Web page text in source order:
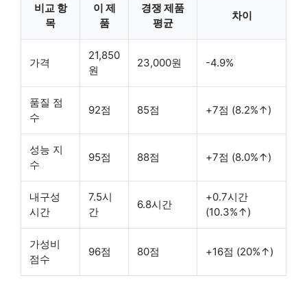
비교 항
목
이 제
품
경쟁 제품
평균
차이
가격
21,850
원
23,000원 -4.9%
품질 점
수
92점 85점 +7점 (8.2%↑)
성능 지
수
95점 88점 +7점 (8.0%↑)
내구성
시간
7.5시
간
6.8시간
+0.7시간
(10.3%↑)
가성비
점수
96점 80점 +16점 (20%↑)